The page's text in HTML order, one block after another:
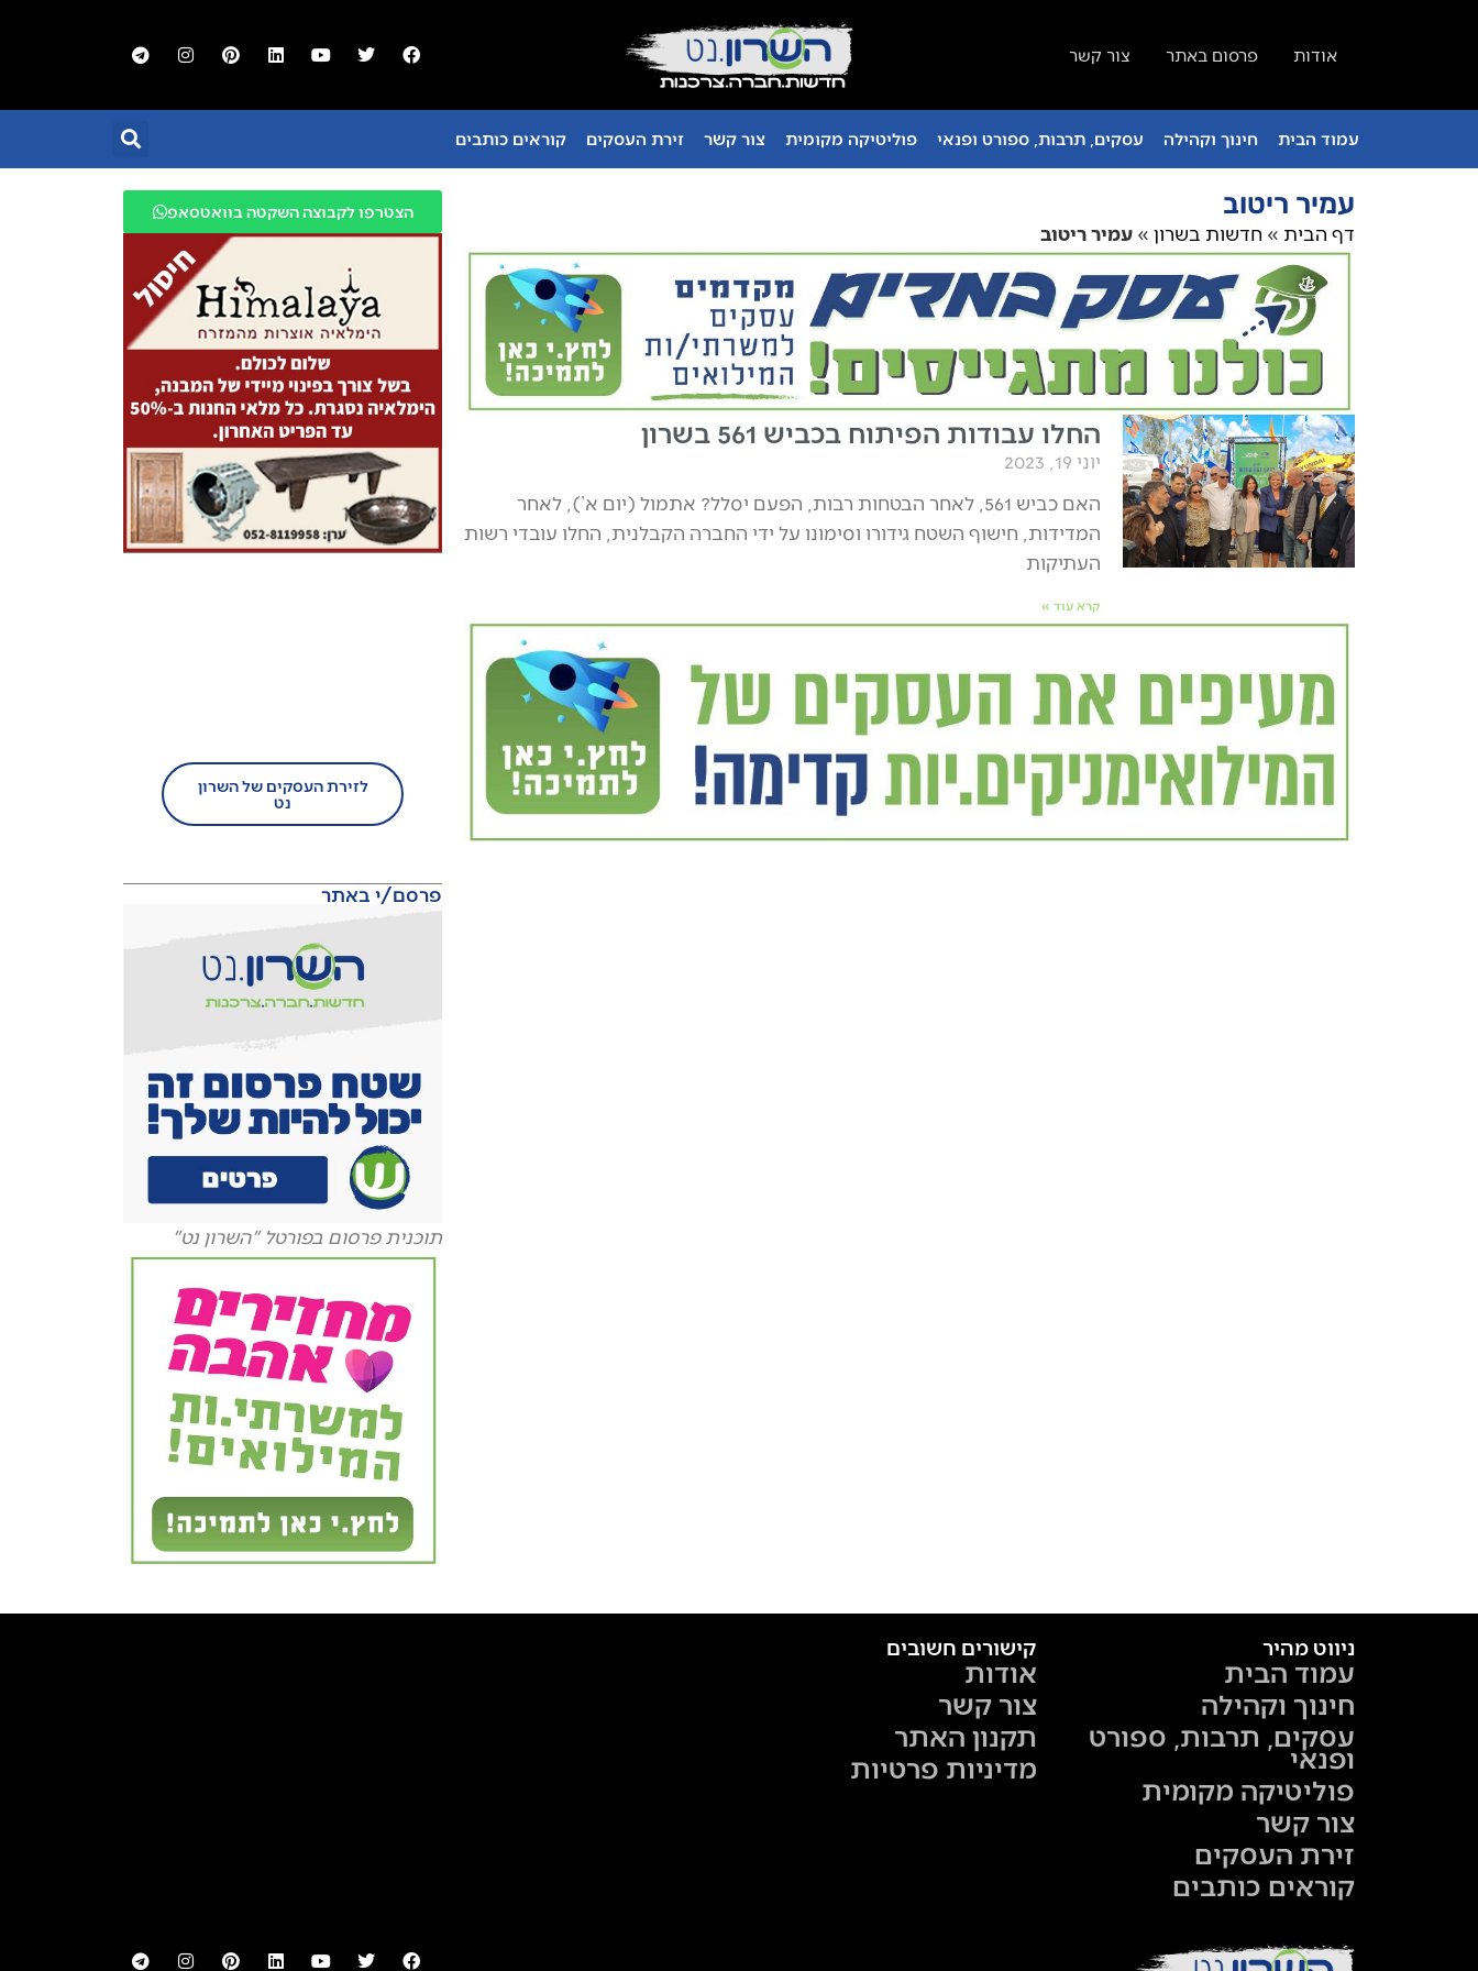
אודות פרסום באתר צור קשר
עמוד הבית חינוך וקהילה עסקים, תרבות, ספורט ופנאי פוליטיקה מקומית צור קשר זירת העסקים קוראים כותבים
עמיר ריטוב
דף הבית » חדשות בשרון » עמיר ריטוב
החלו עבודות הפיתוח בכביש 561 בשרון
יוני 19, 2023
האם כביש 561, לאחר הבטחות רבות, הפעם יסלל? אתמול (יום א’), לאחר
המדידות, חישוף השטח גידורו וסימונו על ידי החברה הקבלנית, החלו עובדי רשות
העתיקות
קרא עוד »
הצטרפו לקבוצה השקטה בוואטסאפ
לזירת העסקים של השרון
נט
פרסם/י באתר
תוכנית פרסום בפורטל "השרון נט"
ניווט מהיר
עמוד הבית
חינוך וקהילה
עסקים, תרבות, ספורט
ופנאי
פוליטיקה מקומית
צור קשר
זירת העסקים
קוראים כותבים
קישורים חשובים
אודות
צור קשר
תקנון האתר
מדיניות פרטיות